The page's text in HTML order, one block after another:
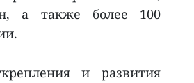
а также более 100
и развития